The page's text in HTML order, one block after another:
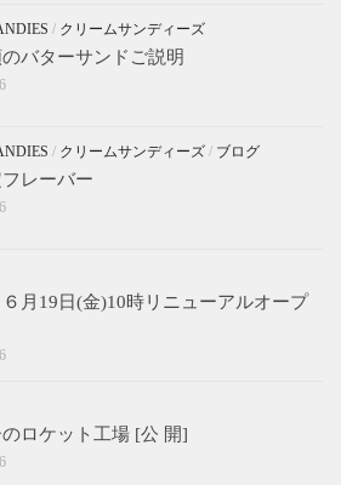
/ クリームサンディーズ
のバターサンドご説明
/ クリームサンディーズ / ブログ
レーバー
月19日(金)10時リニューアルオープ
ロケット工場 [公 開]